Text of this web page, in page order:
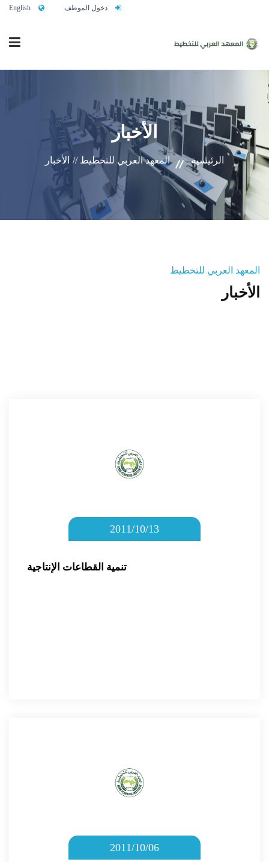
دخول الموظف English
من نحن
خدماتنا
تواصلوا معنا
المنصة التدريبية
الأخبار
الرئيسية المعهد العربي للتخطيط // الأخبار
المعهد العربي للتخطيط
الأخبار
2011/10/13
تنمية القطاعات الإنتاجية
2011/10/06